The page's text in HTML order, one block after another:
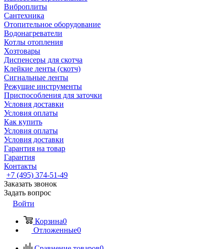
Виброплиты
Сантехника
Отопительное оборудование
Водонагреватели
Котлы отопления
Хозтовары
Диспенсеры для скотча
Клейкие ленты (скотч)
Сигнальные ленты
Режущие инструменты
Приспособления для заточки
Условия доставки
Условия оплаты
Как купить
Условия оплаты
Условия доставки
Гарантия на товар
Гарантия
Контакты
+7 (495) 374-51-49
Заказать звонок
Задать вопрос
Войти
Корзина0
Отложенные0